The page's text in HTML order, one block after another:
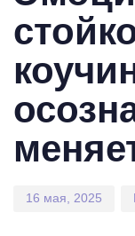
16 мая, 2025